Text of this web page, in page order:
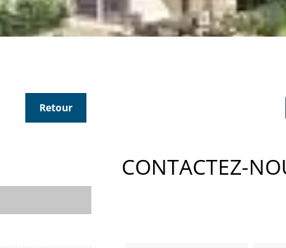
Retour
CONTACTEZ-